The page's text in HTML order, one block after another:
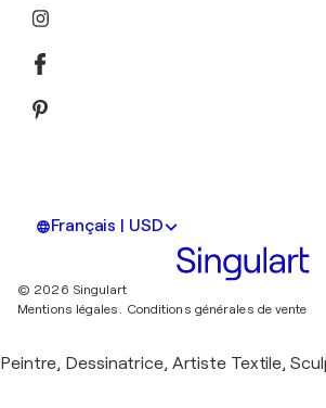
Français | USD
© 2026 Singulart
Mentions légales. Conditions générales de vente
Peintre, Dessinatrice, Artiste Textile,